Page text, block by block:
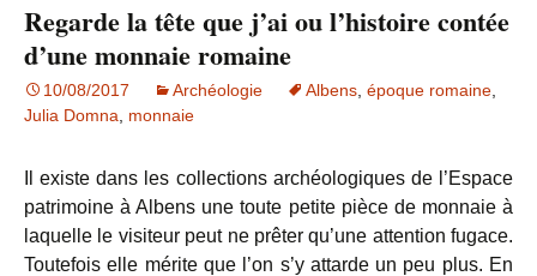
Regarde la tête que j’ai ou l’histoire contée
d’une monnaie romaine
10/08/2017 Archéologie Albens époque romaine
Julia Domna
monnaie
Il existe dans les collections archéologiques de l’Espace
patrimoine à Albens une toute petite pièce de monnaie à
laquelle le visiteur peut ne prêter qu’une attention fugace.
Toutefois elle mérite que l’on s’y attarde un peu plus. En